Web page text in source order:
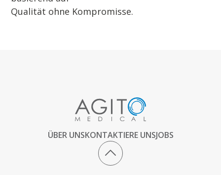
Qualität ohne Kompromisse.
ÜBER UNSKONTAKTIERE UNSJOBS